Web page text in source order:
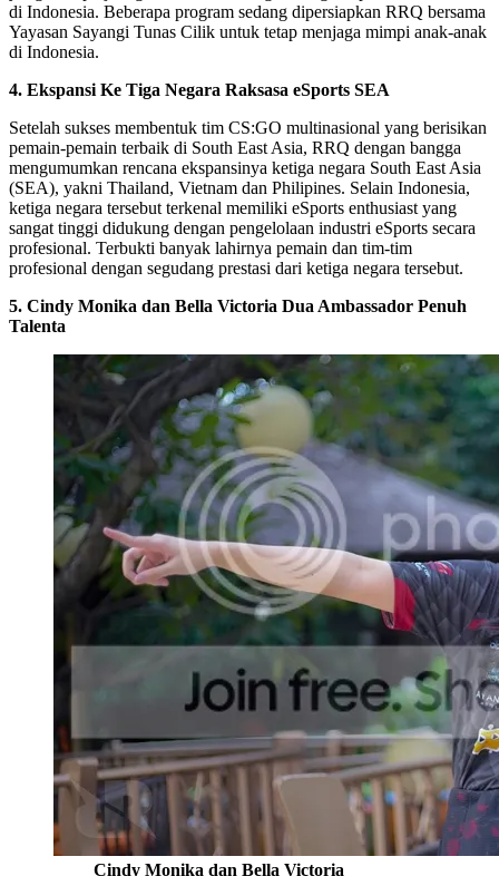
di Indonesia. Beberapa program sedang dipersiapkan RRQ bersama
Yayasan Sayangi Tunas Cilik untuk tetap menjaga mimpi anak-anak
di Indonesia.
4. Ekspansi Ke Tiga Negara Raksasa eSports SEA
Setelah sukses membentuk tim CS:GO multinasional yang berisikan
pemain-pemain terbaik di South East Asia, RRQ dengan bangga
mengumumkan rencana ekspansinya ketiga negara South East Asia
(SEA), yakni Thailand, Vietnam dan Philipines. Selain Indonesia,
ketiga negara tersebut terkenal memiliki eSports enthusiast yang
sangat tinggi didukung dengan pengelolaan industri eSports secara
profesional. Terbukti banyak lahirnya pemain dan tim-tim
profesional dengan segudang prestasi dari ketiga negara tersebut.
5. Cindy Monika dan Bella Victoria Dua Ambassador Penuh
Talenta
Cindy Monika dan Bella Victoria